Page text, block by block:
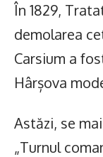
În 1829,
demolarea
Carsium a
Hârșova
Astăzi, se
„Turnul